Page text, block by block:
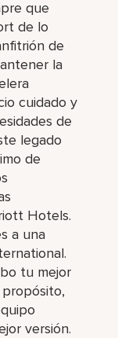
que
de lo
de
la
cuidado y
de
legado
de
Hotels.
a una
tu mejor
versión.